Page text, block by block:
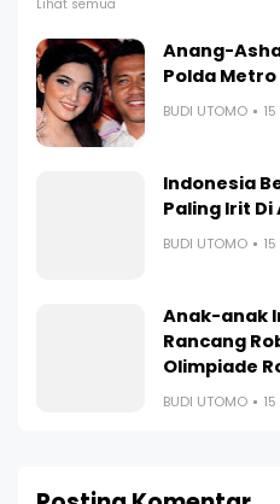
Lihat semua
Anang-
Polda
BUDI UTOMO
Indonesia
Paling Irit Di
BUDI UTOMO
Anak-anak
Rancang
Olimpiade
BUDI UTOMO